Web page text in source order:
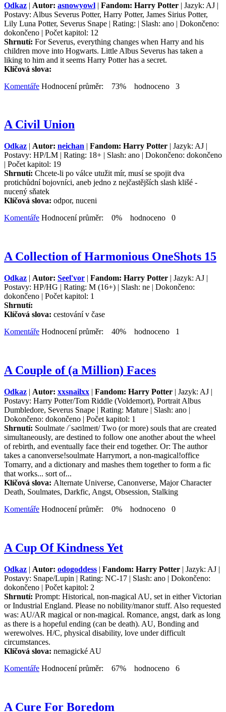
Odkaz | Autor: asnowyowl | Fandom: Harry Potter | Jazyk: AJ |
Postavy: Albus Severus Potter, Harry Potter, James Sirius Potter,
Lily Luna Potter, Severus Snape | Rating: | Slash: ano | Dokončeno:
dokončeno | Počet kapitol: 12
Shrnutí: For Severus, everything changes when Harry and his
children move into Hogwarts. Little Albus Severus has taken a
liking to him and it seems Harry Potter has a secret.
Klíčová slova:
Komentáře Hodnocení průměr: 73% hodnoceno 3
A Civil Union
Odkaz | Autor: neichan | Fandom: Harry Potter | Jazyk: AJ |
Postavy: HP/LM | Rating: 18+ | Slash: ano | Dokončeno: dokončeno
| Počet kapitol: 19
Shrnutí: Chcete-li po válce utužit mír, musí se spojit dva
protichůdní bojovníci, aneb jedno z nejčastějších slash klišé -
nucený sňatek
Klíčová slova: odpor, nuceni
Komentáře Hodnocení průměr: 0% hodnoceno 0
A Collection of Harmonious OneShots 15
Odkaz | Autor: Seel'vor | Fandom: Harry Potter | Jazyk: AJ |
Postavy: HP/HG | Rating: M (16+) | Slash: ne | Dokončeno:
dokončeno | Počet kapitol: 1
Shrnutí:
Klíčová slova: cestování v čase
Komentáře Hodnocení průměr: 40% hodnoceno 1
A Couple of (a Million) Faces
Odkaz | Autor: xxsnailxx | Fandom: Harry Potter | Jazyk: AJ |
Postavy: Harry Potter/Tom Riddle (Voldemort), Portrait Albus
Dumbledore, Severus Snape | Rating: Mature | Slash: ano |
Dokončeno: dokončeno | Počet kapitol: 1
Shrnutí: Soulmate /ˈsəʊlmeɪt/ Two (or more) souls that are created
simultaneously, are destined to follow one another about the wheel
of rebirth, and eventually face their end together. Or: The author
takes a canonverse!soulmate Harrymort, a non-magical!office
Tomarry, and a dictionary and mashes them together to form a fic
that works... sort of...
Klíčová slova: Alternate Universe, Canonverse, Major Character
Death, Soulmates, Darkfic, Angst, Obsession, Stalking
Komentáře Hodnocení průměr: 0% hodnoceno 0
A Cup Of Kindness Yet
Odkaz | Autor: odogoddess | Fandom: Harry Potter | Jazyk: AJ |
Postavy: Snape/Lupin | Rating: NC-17 | Slash: ano | Dokončeno:
dokončeno | Počet kapitol: 2
Shrnutí: Prompt: Historical, non-magical AU, set in either Victorian
or Industrial England. Please no nobility/manor stuff. Also requested
was: AU/AR magical or non-magical. Romance, angst, dark as long
as there is a hopeful ending (can be death). AU, Bonding and
werewolves. H/C, physical disability, love under difficult
circumstances.
Klíčová slova: nemagické AU
Komentáře Hodnocení průměr: 67% hodnoceno 6
A Cure For Boredom